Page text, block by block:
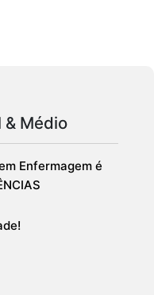
& Médio
Enfermagem é